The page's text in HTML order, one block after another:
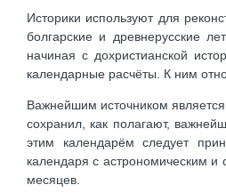
Историки используют для
болгарские и древнерусские
начиная с дохристианской
календарные расчёты. К ним
Важнейшим источником
сохранил, как полагают,
этим календарём следует
календаря с астрономическим и
месяцев.